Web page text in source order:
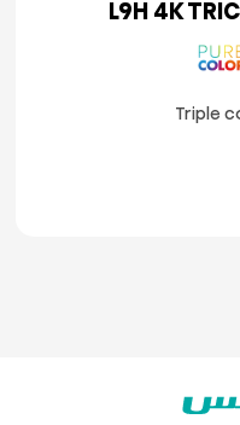
L9H 4K
Triple